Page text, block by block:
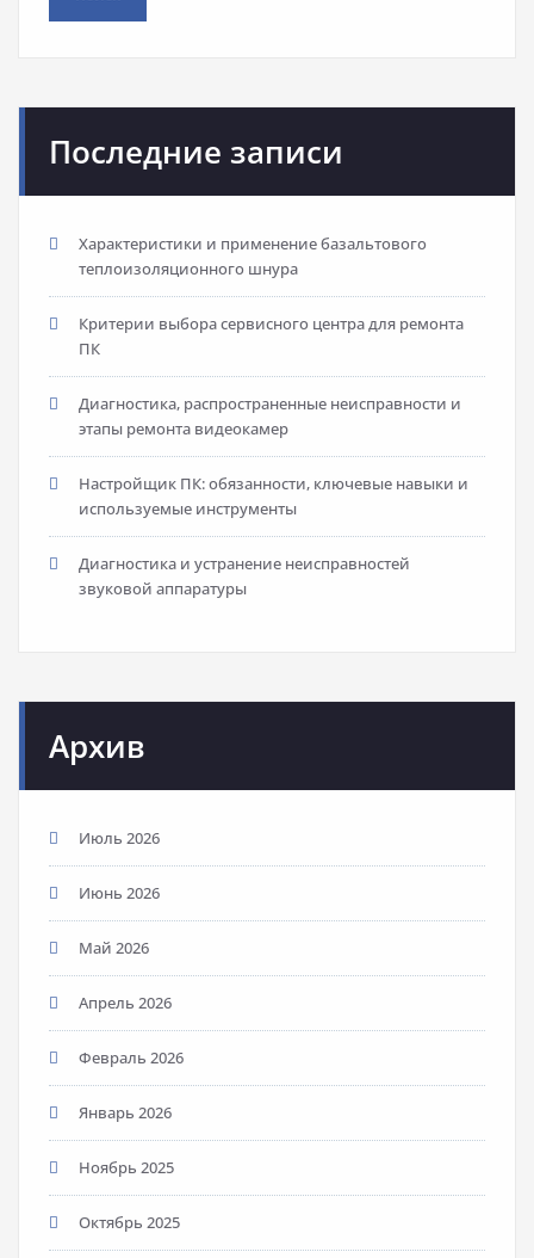
Последние записи
Характеристики и применение базальтового
теплоизоляционного шнура
Критерии выбора сервисного центра для ремонта
ПК
Диагностика, распространенные неисправности и
этапы ремонта видеокамер
Настройщик ПК: обязанности, ключевые навыки и
используемые инструменты
Диагностика и устранение неисправностей
звуковой аппаратуры
Архив
Июль 2026
Июнь 2026
Май 2026
Апрель 2026
Февраль 2026
Январь 2026
Ноябрь 2025
Октябрь 2025